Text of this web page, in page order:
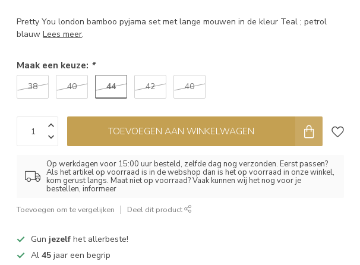
Pretty You london bamboo pyjama set met lange mouwen in de kleur Teal ; petrol
blauwLees meer.
Maak een keuze: *
38 40 44 42 40
TOEVOEGEN AAN WINKELWAGEN
Op werkdagen voor 15:00 uur besteld, zelfde dag nog verzonden. Eerst passen?
Als het artikel op voorraad is in de webshop dan is het op voorraad in onze winkel,
kom gerust langs. Maat niet op voorraad? Vaak kunnen wij het nog voor je
bestellen, informeer
Toevoegen om te vergelijken Deel dit product
Gun jezelf het allerbeste!
Al45 jaar een begrip